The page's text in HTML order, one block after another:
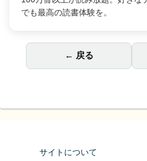
でも最高の読書体験を。
← 戻る
サイトについて